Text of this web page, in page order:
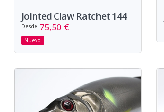
Jointed Claw Ratchet 144
Desde 75,50 €
Nuevo